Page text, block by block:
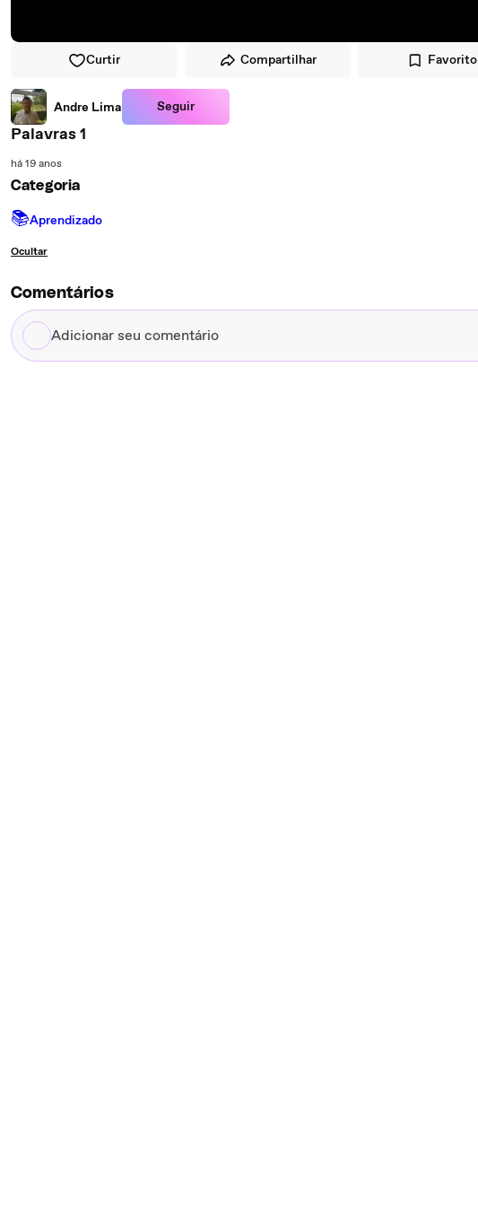
Curtir Compartilhar Favorito
Andre Lima Seguir
Palavras 1
há 19 anos
Categoria
📚Aprendizado
Ocultar
Comentários
Adicionar
seu